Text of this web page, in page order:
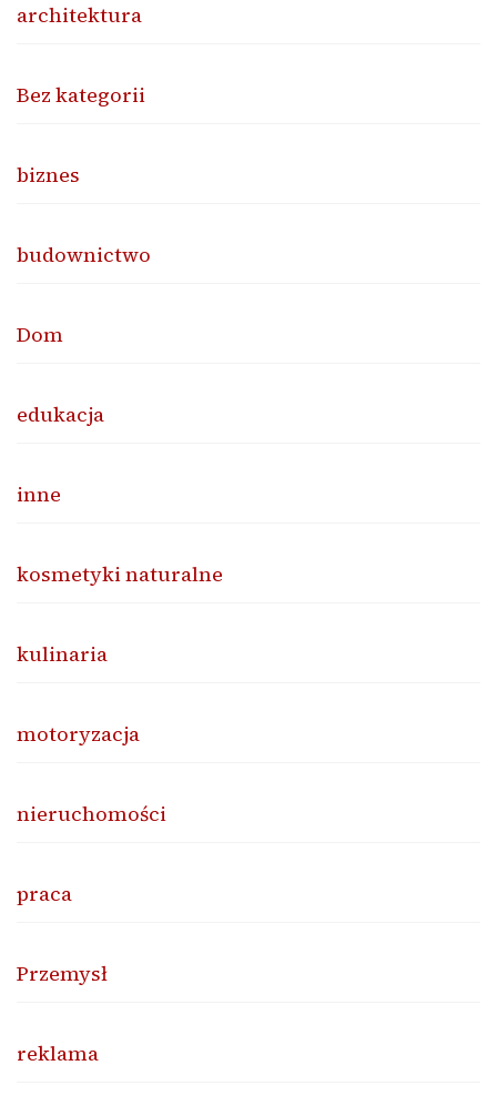
architektura
Bez kategorii
biznes
budownictwo
Dom
edukacja
inne
kosmetyki naturalne
kulinaria
motoryzacja
nieruchomości
praca
Przemysł
reklama